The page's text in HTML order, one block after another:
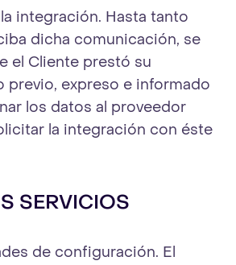
integración. Hasta tanto
dicha comunicación, se
el Cliente prestó su
previo, expreso e informado
los datos al proveedor
la integración con éste
SERVICIOS
de configuración. El